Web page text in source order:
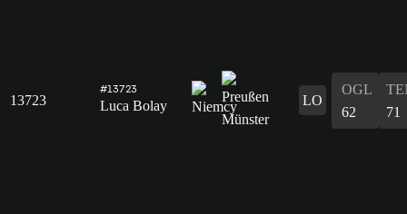
13723
#13723
Luca Bolay LO
OGL
62
71